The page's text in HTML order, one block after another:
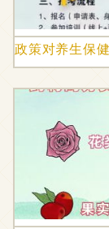
政策对养生保